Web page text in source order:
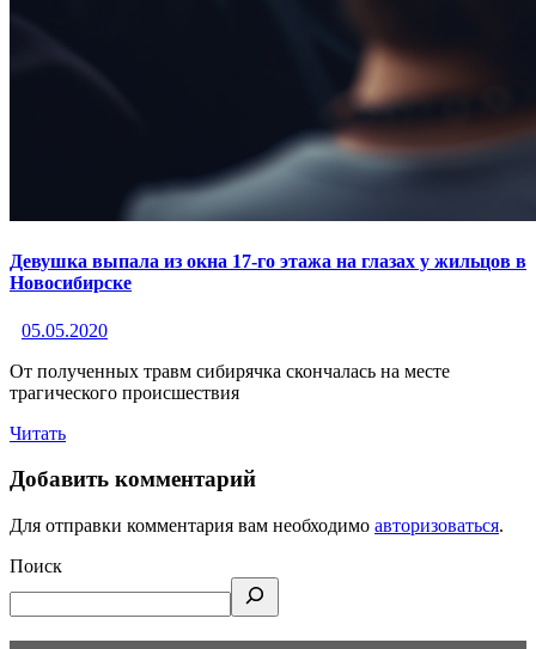
Девушка выпала из окна 17-го этажа на глазах у жильцов в
Новосибирске
05.05.2020
От полученных травм сибирячка скончалась на месте
трагического происшествия
Читать
Добавить комментарий
Для отправки комментария вам необходимо авторизоваться.
Поиск